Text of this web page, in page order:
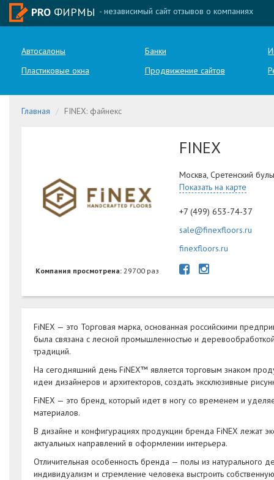
PRO ФИРМЫ - независимый сайт отзывов о компаниях
Автосалоны Банки
Пластиковые окна
Продвижение сайтов
Главная FINEX: файнекс
Компания просмотрена:29700 раз
FINEX
Москва, Сретенский
Показать на карте
+7 (499) 653-74-37
sale@finexfloors.ru
finexfloors.ru
FiNEX — это Торговая марка, основанная российскими
была связана с лесной промышленностью и
традиций.
На сегодняшний день FiNEX™ является торговым знаком
идеи дизайнеров и архитекторов, создать эксклюзивные
FiNEX — это бренд, который идет в ногу со временем и
материалов.
В дизайне и конфигурациях продукции бренда FiNEX лежат
актуальных направлений в оформлении интерьера.
Отличительная особенность бренда — полы из натурального
индивидуализм и стремление человека выстроить